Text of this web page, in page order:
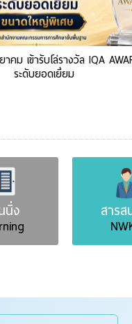
คม เข้ารับโล่รางวัล IQA
ระดับยอดเยี่ยม
สารสนเท
NWK-